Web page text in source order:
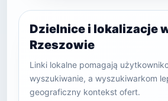
Dzielnice i lokalizacje
Rzeszowie
Linki lokalne pomagają
wyszukiwanie, a wyszukiwarkom
geograficzny kontekst ofert.